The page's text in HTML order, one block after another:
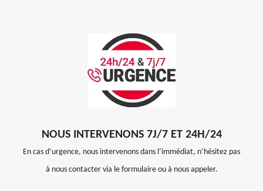
NOUS INTERVENONS 7J/7 ET 24H/24
En cas d’urgence, nous intervenons dans l’immédiat, n’hésitez pas
à nous contacter via le formulaire ou à nous appeler.